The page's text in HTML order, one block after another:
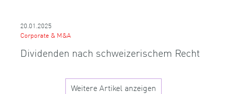
20.01.2025
Corporate & M&A
Dividenden nach schweizerischem Recht
Weitere Artikel anzeigen